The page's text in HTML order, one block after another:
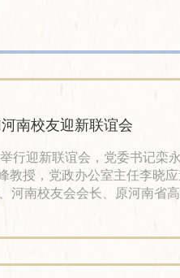
南校友迎新联谊会
行迎新联谊会，党委书记栾
授，党政办公室主任李晓应邀参
河南校友会会长、原河南省
系64级校友、河南校友会名